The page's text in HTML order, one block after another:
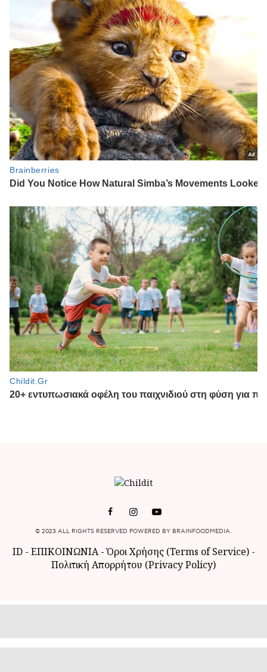
© 2023 ALL RIGHTS RESERVED POWERED BY BRAINFOODMEDIA.
ID- ΕΠΙΚΟΙΝΩΝΙΑ-Όροι Χρήσης (Terms of Service)-
Πολιτική Απορρήτου (Privacy Policy)